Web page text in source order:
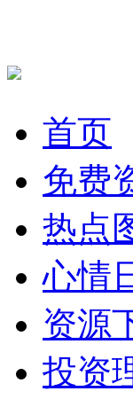
首页
免费
热点
心情
资源
投资